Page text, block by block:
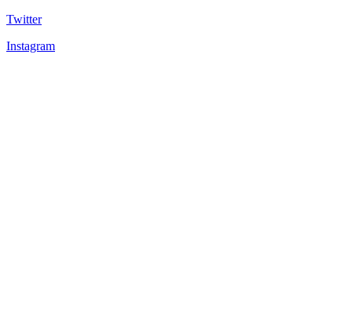
Twitter
Instagram